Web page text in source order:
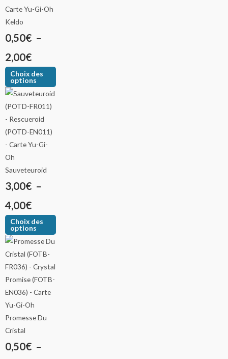
Keldo
0,50€ –
2,00€
Choix des
options
Sauveteuroid
3,00€ –
4,00€
Choix des
options
Promesse Du
Cristal
0,50€ –